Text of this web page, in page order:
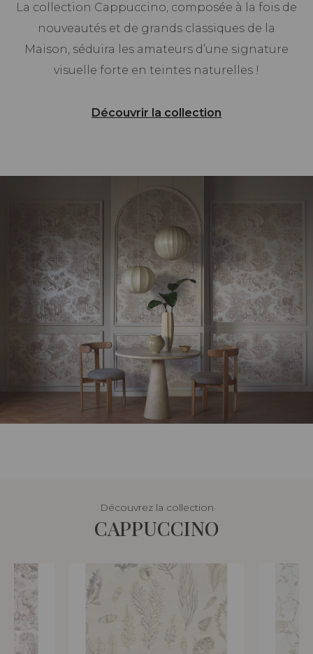
La collection Cappuccino, composée à la fois de
nouveautés et de grands classiques de la
Maison, séduira les amateurs d’une signature
visuelle forte en teintes naturelles !
Découvrir la collection
Découvrez la collection
CAPPUCCINO